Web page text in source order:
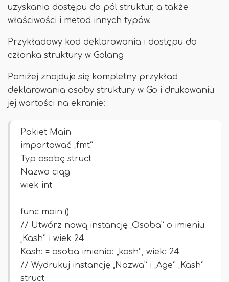
uzyskania dostępu do pól struktur, a także
właściwości i metod innych typów.
Przykładowy kod deklarowania i dostępu do
członka struktury w Golang
Poniżej znajduje się kompletny przykład
deklarowania osoby struktury w Go i drukowaniu
jej wartości na ekranie:
Pakiet Main
importować „fmt”
Typ osobę struct
Nazwa ciąg
wiek int
func main ()
// Utwórz nową instancję „Osoba” o imieniu
„Kash” i wiek 24
Kash: = osoba imienia: „kash”, wiek: 24
// Wydrukuj instancję „Nazwa” i „Age” „Kash”
struct